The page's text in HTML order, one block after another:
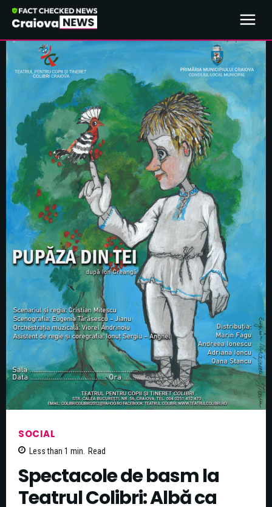
SOCIAL
Less than 1 min. Read
Spectacole de basm la
Teatrul Colibri: Albă ca